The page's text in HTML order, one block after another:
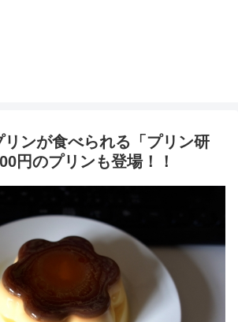
リンが食べられる「プリン研
円のプリンも登場！！